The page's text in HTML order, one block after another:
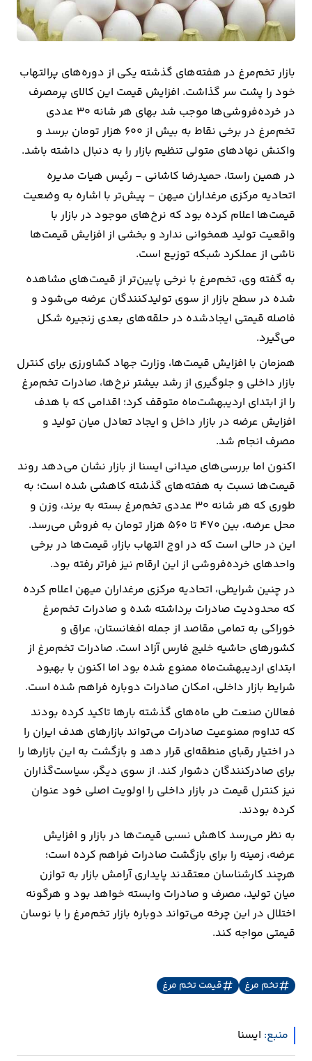
راه
و
اقتصاد
ایران
ارتباطات
خودرو
عمومی
نوتیف
شناور
بازار تخم‌مرغ در هفته‌های گذشته یکی از دوره‌های پرالتهاب
خود را پشت سر گذاشت. افزایش قیمت این کالای پرمصرف
در خرده‌فروشی‌ها موجب شد بهای هر شانه ۳۰ عددی
تخم‌مرغ در برخی نقاط به بیش از ۶۰۰ هزار تومان برسد و
واکنش نهادهای متولی تنظیم بازار را به دنبال داشته باشد.
در همین راستا، حمیدرضا کاشانی - رئیس هیات مدیره
اتحادیه مرکزی مرغداران میهن - پیش‌تر با اشاره به وضعیت
قیمت‌ها اعلام کرده بود که نرخ‌های موجود در بازار با
واقعیت تولید همخوانی ندارد و بخشی از افزایش قیمت‌ها
ناشی از عملکرد شبکه توزیع است.
به گفته وی، تخم‌مرغ با نرخی پایین‌تر از قیمت‌های مشاهده
شده در سطح بازار از سوی تولیدکنندگان عرضه می‌شود و
فاصله قیمتی ایجادشده در حلقه‌های بعدی زنجیره شکل
می‌گیرد.
همزمان با افزایش قیمت‌ها، وزارت جهاد کشاورزی برای کنترل
بازار داخلی و جلوگیری از رشد بیشتر نرخ‌ها، صادرات تخم‌مرغ
را از ابتدای اردیبهشت‌ماه متوقف کرد؛ اقدامی که با هدف
افزایش عرضه در بازار داخل و ایجاد تعادل میان تولید و
مصرف انجام شد.
اکنون اما بررسی‌های میدانی ایسنا از بازار نشان می‌دهد روند
قیمت‌ها نسبت به هفته‌های گذشته کاهشی شده است؛ به
طوری که هر شانه ۳۰ عددی تخم‌مرغ بسته به برند، وزن و
محل عرضه، بین ۴۷۰ تا ۵۶۰ هزار تومان به فروش می‌رسد.
این در حالی است که در اوج التهاب بازار، قیمت‌ها در برخی
واحدهای خرده‌فروشی از این ارقام نیز فراتر رفته بود.
در چنین شرایطی، اتحادیه مرکزی مرغداران میهن اعلام کرده
که محدودیت صادرات برداشته شده و صادرات تخم‌مرغ
خوراکی به تمامی مقاصد از جمله افغانستان، عراق و
کشورهای حاشیه خلیج فارس آزاد است. صادرات تخم‌مرغ از
ابتدای اردیبهشت‌ماه ممنوع شده بود اما اکنون با بهبود
شرایط بازار داخلی، امکان صادرات دوباره فراهم شده است.
فعالان صنعت طی ماه‌های گذشته بارها تاکید کرده بودند
که تداوم ممنوعیت صادرات می‌تواند بازارهای هدف ایران را
در اختیار رقبای منطقه‌ای قرار دهد و بازگشت به این بازارها را
برای صادرکنندگان دشوار کند. از سوی دیگر، سیاست‌گذاران
نیز کنترل قیمت در بازار داخلی را اولویت اصلی خود عنوان
کرده بودند.
به نظر می‌رسد کاهش نسبی قیمت‌ها در بازار و افزایش
عرضه، زمینه را برای بازگشت صادرات فراهم کرده است؛
هرچند کارشناسان معتقدند پایداری آرامش بازار به توازن
میان تولید، مصرف و صادرات وابسته خواهد بود و هرگونه
اختلال در این چرخه می‌تواند دوباره بازار تخم‌مرغ را با نوسان
قیمتی مواجه کند.
تخم مرغ قیمت تخم مرغ
منبع: ايسنا